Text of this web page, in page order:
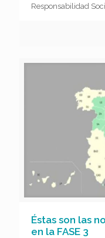
Responsabilidad
Éstas son las
en la FASE 3